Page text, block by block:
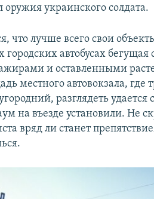
оружия украинского солдата.
что лучше всего свои
автобусах бегущая
и оставленными
местного автовокзала, где
разглядеть удается
на въезде установили. Не
вряд ли станет